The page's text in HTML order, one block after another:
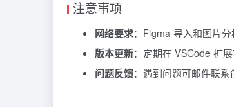
注意事项
网络要求：Figma 导入和图片分
版本更新：定期在 VSCode 扩
问题反馈：遇到问题可邮件联